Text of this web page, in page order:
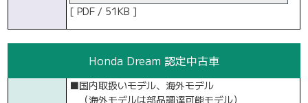
[ PDF / 51KB ]
Honda Dream 認定中古車
■国内取扱いモデル、海外モデル
（海外モデルは部品調達可能モデル）